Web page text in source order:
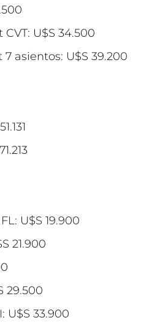
U$S 34.500
asientos: U$S 39.200
U$S 19.900
21.900
29.500
U$S 33.900